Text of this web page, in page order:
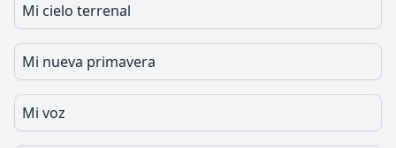
Mi cielo terrenal
Mi nueva primavera
Mi voz